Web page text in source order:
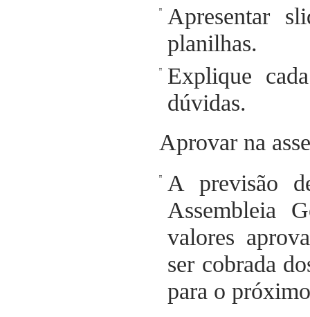
Apresentar
planilhas.
Explique
dúvidas.
Aprovar na
A previsão
Assembleia
valores
ser cobrada
para o